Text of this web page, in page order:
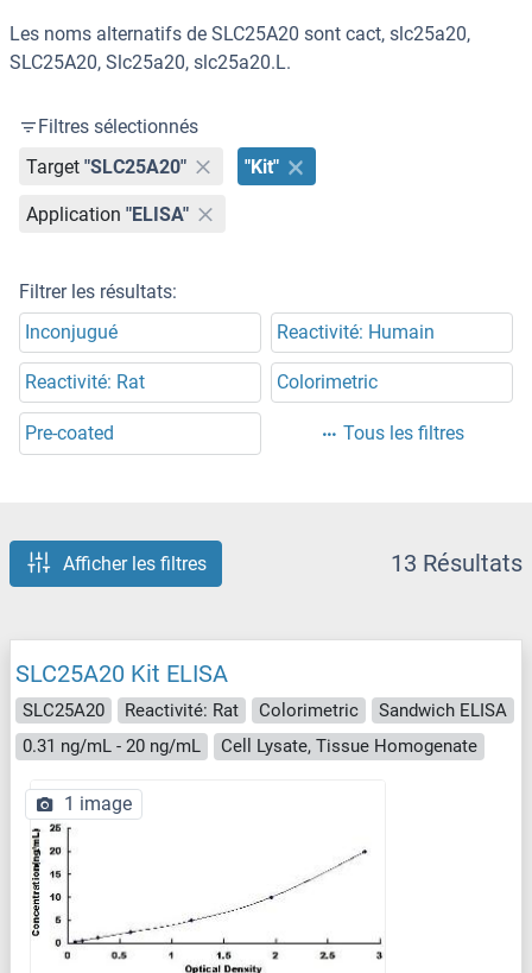
Les noms alternatifs de SLC25A20 sont cact, slc25a20,
SLC25A20, Slc25a20, slc25a20.L.
Filtres sélectionnés
Target "SLC25A20" "Kit"
Application "ELISA"
Filtrer les résultats:
Inconjugué
Reactivité: Humain
Reactivité: Rat Colorimetric
Pre-coated Tous les filtres
Afficher les filtres 13 Résultats
SLC25A20 Kit ELISA
SLC25A20 Reactivité: Rat Colorimetric
Sandwich ELISA
0.31 ng/mL - 20 ng/mL
Cell Lysate, Tissue Homogenate
1 image